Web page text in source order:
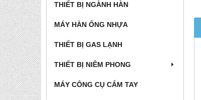
THIẾT BỊ NGÀNH HÀN
MÁY HÀN ỐNG NHỰA
THIẾT BỊ GAS LẠNH
THIẾT BỊ NIÊM PHONG
MÁY CÔNG CỤ CẤM TAY